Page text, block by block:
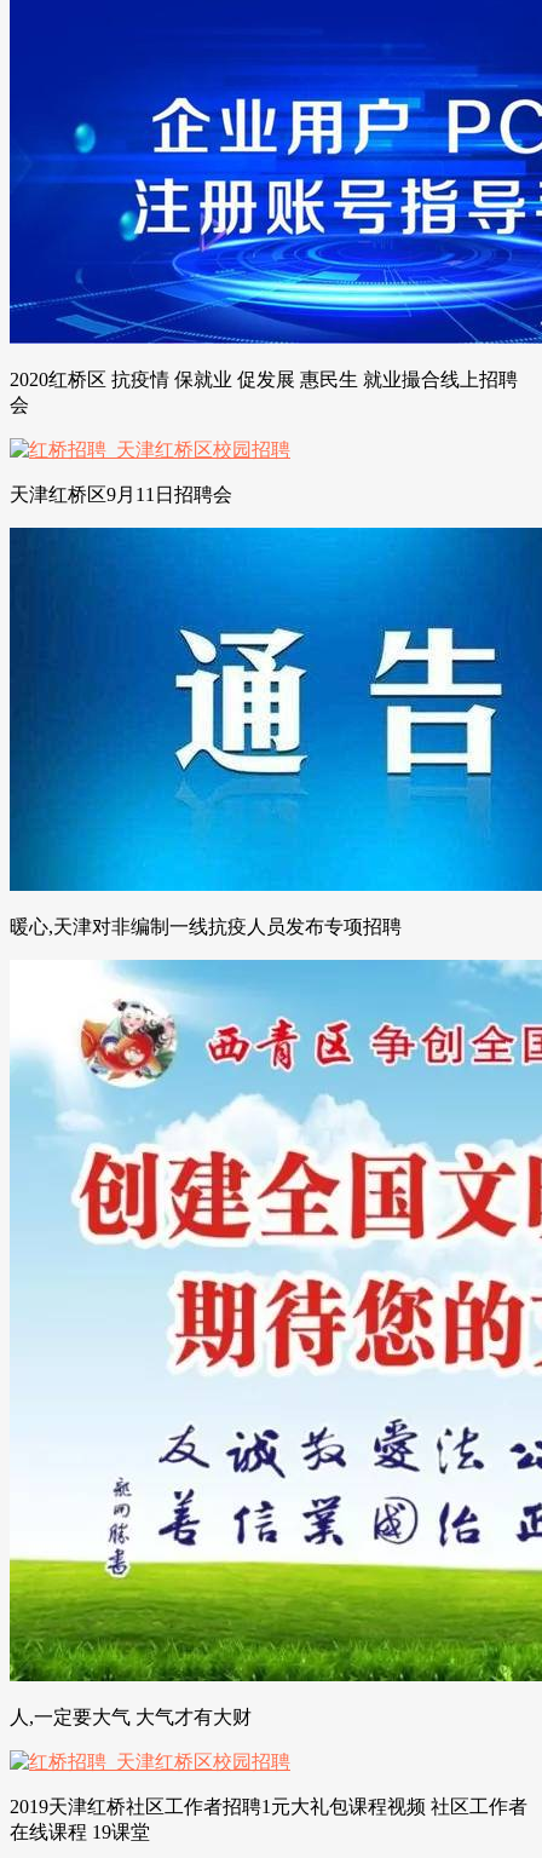
2020红桥区 抗疫情 保就业 促发展 惠民生 就业撮合线上招聘
会
天津红桥区9月11日招聘会
暖心,天津对非编制一线抗疫人员发布专项招聘
人,一定要大气 大气才有大财
2019天津红桥社区工作者招聘1元大礼包课程视频 社区工作者
在线课程 19课堂